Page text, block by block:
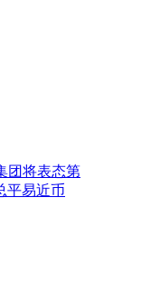
团将表态第
平易近币